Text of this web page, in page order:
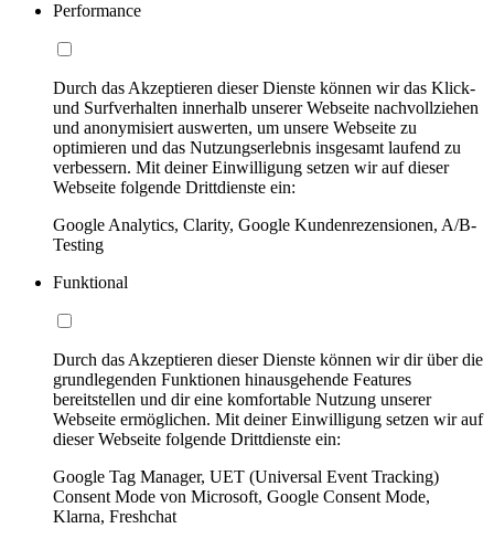
Performance
Durch das Akzeptieren dieser Dienste können wir das Klick-
und Surfverhalten innerhalb unserer Webseite nachvollziehen
und anonymisiert auswerten, um unsere Webseite zu
optimieren und das Nutzungserlebnis insgesamt laufend zu
verbessern. Mit deiner Einwilligung setzen wir auf dieser
Webseite folgende Drittdienste ein:
Google Analytics, Clarity, Google Kundenrezensionen, A/B-
Testing
Funktional
Durch das Akzeptieren dieser Dienste können wir dir über die
grundlegenden Funktionen hinausgehende Features
bereitstellen und dir eine komfortable Nutzung unserer
Webseite ermöglichen. Mit deiner Einwilligung setzen wir auf
dieser Webseite folgende Drittdienste ein:
Google Tag Manager, UET (Universal Event Tracking)
Consent Mode von Microsoft, Google Consent Mode,
Klarna, Freshchat